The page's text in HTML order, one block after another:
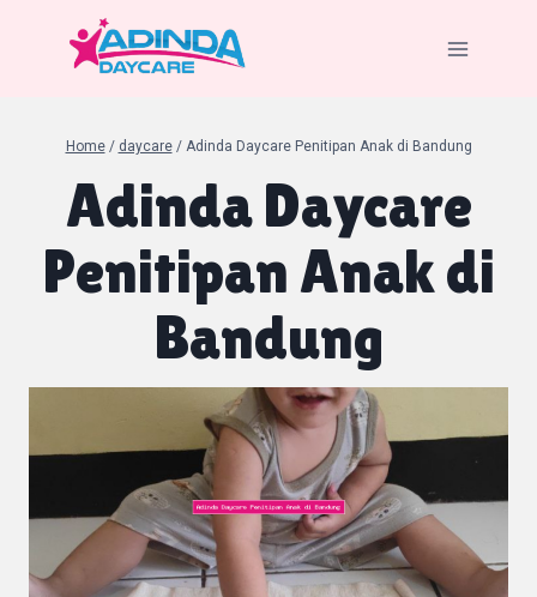
Home / daycare / Adinda Daycare Penitipan Anak di Bandung
Adinda Daycare
Penitipan Anak di
Bandung